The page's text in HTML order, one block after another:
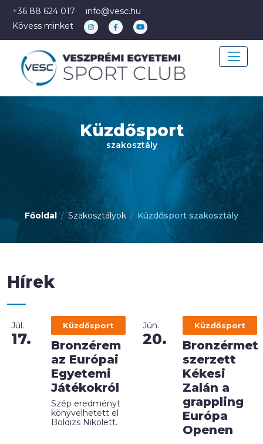
+36 88 624 017
info@vesc.hu
Kövess minket
Küzdősport
szakosztály
Főoldal Szakosztályok Küzdősport szakosztály
Hírek
Júl.
17.
Küzdősport
Bronzérem
az Európai
Egyetemi
Játékokról
Szép eredményt
könyvelhetett el
Boldizs Nikolett.
Jún.
20.
Küzdősport
Bronzérmet
szerzett
Kékesi
Zalán a
grappling
Európa
Openen